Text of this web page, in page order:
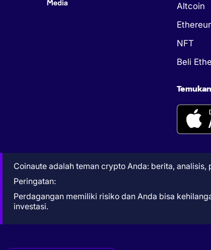
Altcoin
NFT
Beli
Coinaute adalah teman crypto Anda: berita,
Peringatan:
Perdagangan memiliki risiko dan Anda bisa
investasi.